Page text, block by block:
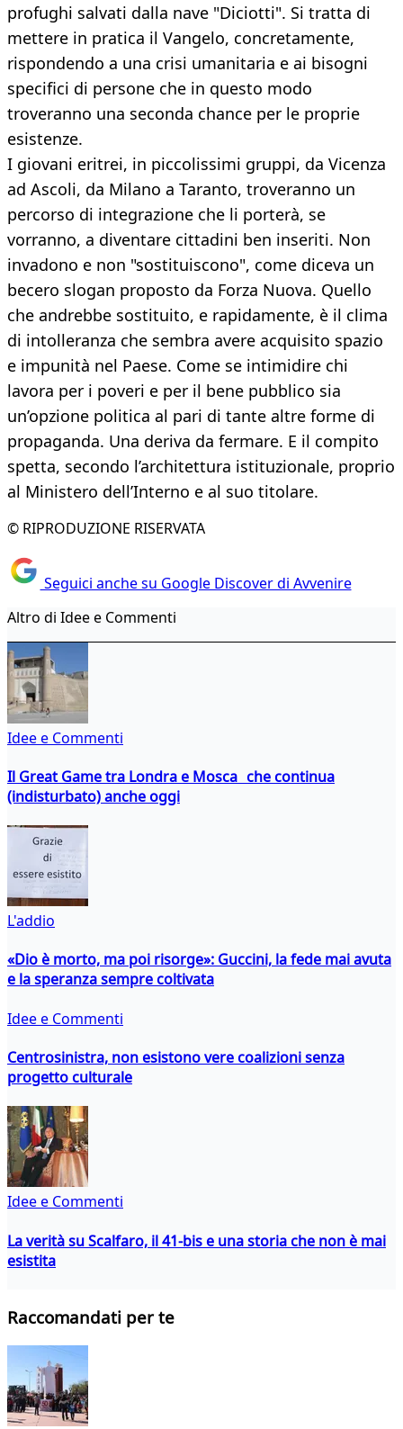
profughi salvati dalla nave "Diciotti". Si tratta di
mettere in pratica il Vangelo, concretamente,
rispondendo a una crisi umanitaria e ai bisogni
specifici di persone che in questo modo
troveranno una seconda chance per le proprie
esistenze.
I giovani eritrei, in piccolissimi gruppi, da Vicenza
ad Ascoli, da Milano a Taranto, troveranno un
percorso di integrazione che li porterà, se
vorranno, a diventare cittadini ben inseriti. Non
invadono e non "sostituiscono", come diceva un
becero slogan proposto da Forza Nuova. Quello
che andrebbe sostituito, e rapidamente, è il clima
di intolleranza che sembra avere acquisito spazio
e impunità nel Paese. Come se intimidire chi
lavora per i poveri e per il bene pubblico sia
un’opzione politica al pari di tante altre forme di
propaganda. Una deriva da fermare. E il compito
spetta, secondo l’architettura istituzionale, proprio
al Ministero dell’Interno e al suo titolare.
© RIPRODUZIONE RISERVATA
Seguici anche su Google Discover di Avvenire
Altro di Idee e Commenti
Idee e Commenti
Il Great Game tra Londra e Mosca che continua
(indisturbato) anche oggi
L'addio
«Dio è morto, ma poi risorge»: Guccini, la fede mai avuta
e la speranza sempre coltivata
Idee e Commenti
Centrosinistra, non esistono vere coalizioni senza
progetto culturale
Idee e Commenti
La verità su Scalfaro, il 41-bis e una storia che non è mai
esistita
Raccomandati per te